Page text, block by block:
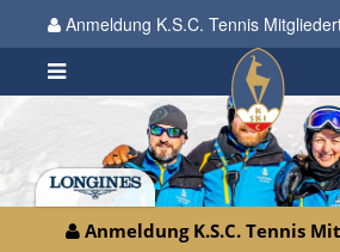
Anmeldung K.S.C. Tennis
Anmeldung K.S.C. Tennis